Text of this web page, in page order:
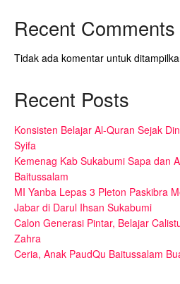
Recent Comments
Tidak ada komentar untuk
Recent Posts
Konsisten Belajar Al-Quran Sejak
Syifa
Kemenag Kab Sukabumi Sapa dan
Baitussalam
MI Yanba Lepas 3 Pleton Paskibra
Jabar di Darul Ihsan Sukabumi
Calon Generasi Pintar, Belajar
Zahra
Ceria, Anak PaudQu Baitussalam